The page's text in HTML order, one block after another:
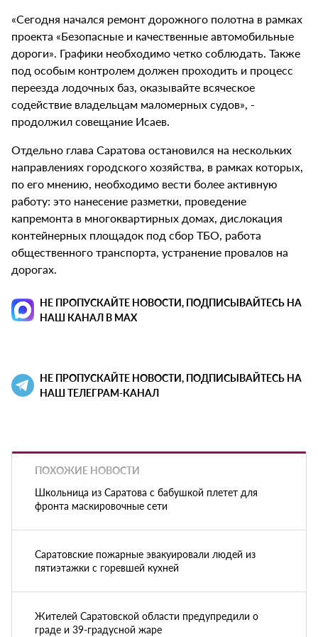
«Сегодня начался ремонт дорожного полотна в рамках
проекта «Безопасные и качественные автомобильные
дороги». Графики необходимо четко соблюдать. Также
под особым контролем должен проходить и процесс
переезда лодочных баз, оказывайте всяческое
содействие владельцам маломерных судов», -
продолжил совещание Исаев.
Отдельно глава Саратова остановился на нескольких
направлениях городского хозяйства, в рамках которых,
по его мнению, необходимо вести более активную
работу: это нанесение разметки, проведение
капремонта в многоквартирных домах, дислокация
контейнерных площадок под сбор ТБО, работа
общественного транспорта, устранение провалов на
дорогах.
НЕ ПРОПУСКАЙТЕ НОВОСТИ, ПОДПИСЫВАЙТЕСЬ НА
НАШ КАНАЛ В MAX
НЕ ПРОПУСКАЙТЕ НОВОСТИ, ПОДПИСЫВАЙТЕСЬ НА
НАШ ТЕЛЕГРАМ-КАНАЛ
ПОХОЖИЕ НОВОСТИ
Школьница из Саратова с бабушкой плетет для
фронта маскировочные сети
Саратовские пожарные эвакуировали людей из
пятиэтажки с горевшей кухней
Жителей Саратовской области предупредили о
граде и 39-градусной жаре